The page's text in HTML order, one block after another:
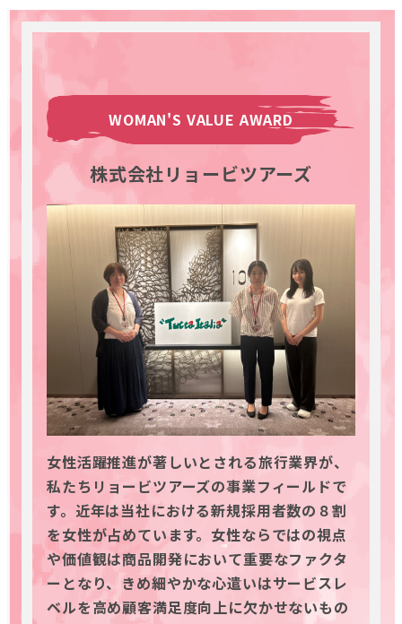
WOMAN'S VALUE AWARD
株式会社リョービツアーズ
女性活躍推進が著しいとされる旅行業界が、
私たちリョービツアーズの事業フィールドで
す。近年は当社における新規採用者数の８割
を女性が占めています。女性ならではの視点
や価値観は商品開発において重要なファクタ
ーとなり、きめ細やかな心遣いはサービスレ
ベルを高め顧客満足度向上に欠かせないもの